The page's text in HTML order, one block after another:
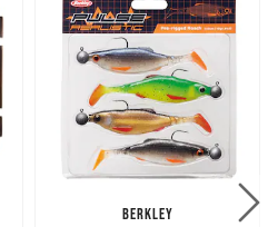
BERKLEY